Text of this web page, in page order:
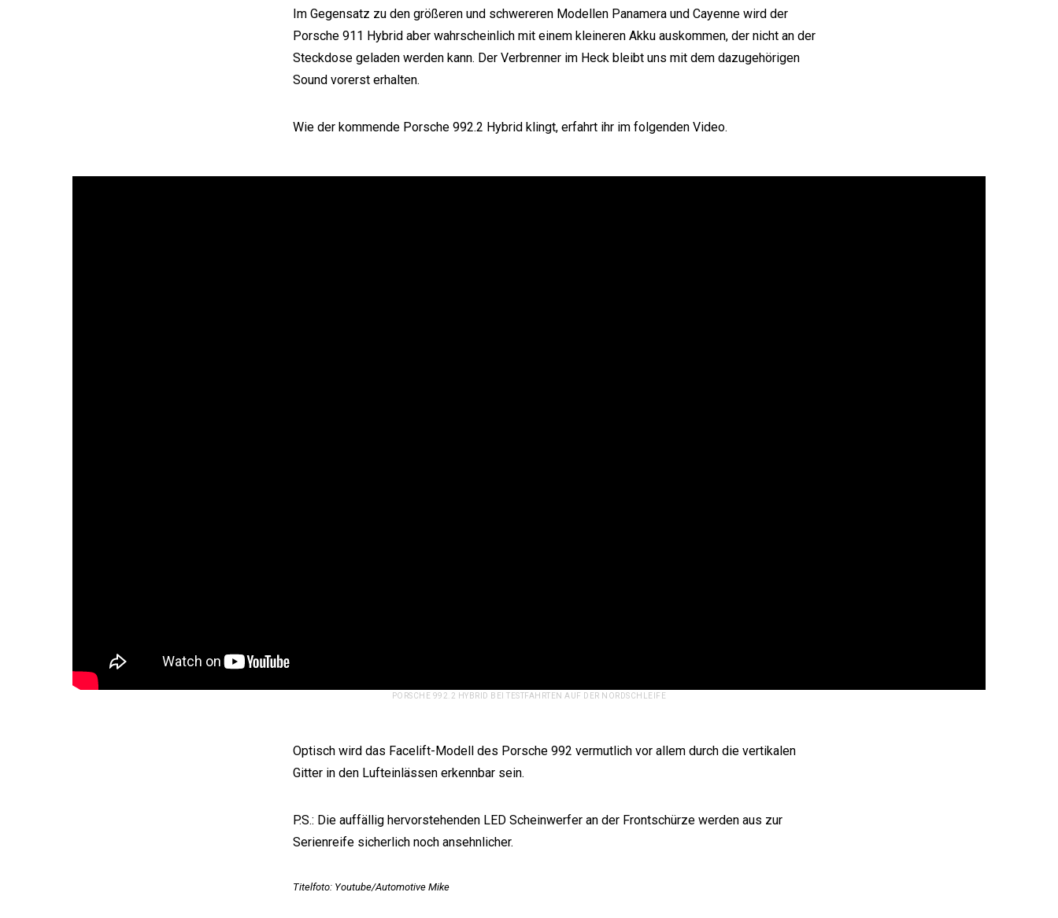
Im Gegensatz zu den größeren und schwereren Modellen Panamera und Cayenne wird der
Porsche 911 Hybrid aber wahrscheinlich mit einem kleineren Akku auskommen, der nicht an der
Steckdose geladen werden kann. Der Verbrenner im Heck bleibt uns mit dem dazugehörigen
Sound vorerst erhalten.
Wie der kommende Porsche 992.2 Hybrid klingt, erfahrt ihr im folgenden Video.
PORSCHE 992.2 HYBRID BEI TESTFAHRTEN AUF DER NORDSCHLEIFE
Optisch wird das Facelift-Modell des Porsche 992 vermutlich vor allem durch die vertikalen
Gitter in den Lufteinlässen erkennbar sein.
P.S.: Die auffällig hervorstehenden LED Scheinwerfer an der Frontschürze werden aus zur
Serienreife sicherlich noch ansehnlicher.
Titelfoto: Youtube/Automotive Mike